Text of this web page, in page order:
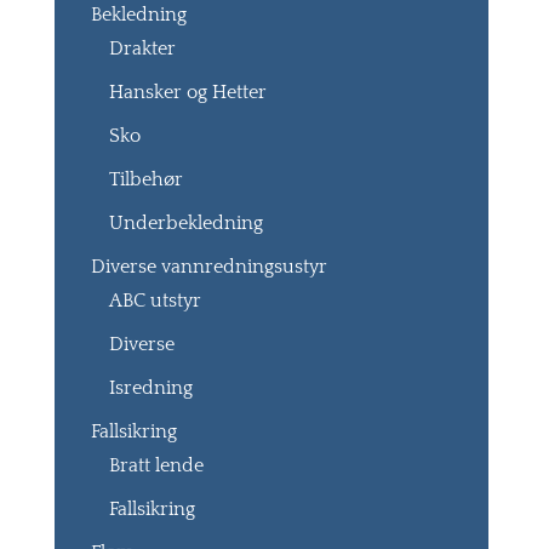
Bekledning
Drakter
Hansker og Hetter
Sko
Tilbehør
Underbekledning
Diverse vannredningsustyr
ABC utstyr
Diverse
Isredning
Fallsikring
Bratt lende
Fallsikring